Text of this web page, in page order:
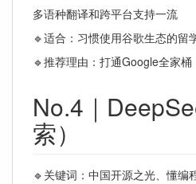
多语种翻译和跨平台支持一流
🔹适合：习惯使用谷歌生态的留
🔹推荐理由：打通Google全家
No.4｜
索）
🔹关键词：中国开源之光、懂编